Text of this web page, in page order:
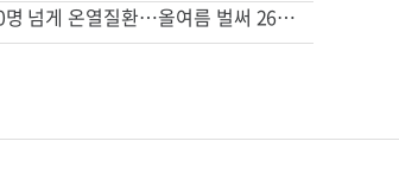
하루 200명 넘게 온열질환…올여름 벌써 26명 숨졌다